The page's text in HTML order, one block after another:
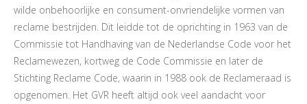
wilde onbehoorlijke en consument-onvriendelijke vormen van
reclame bestrijden. Dit leidde tot de oprichting in 1963 van de
Commissie tot Handhaving van de Nederlandse Code voor het
Reclamewezen, kortweg de Code Commissie en later de
Stichting Reclame Code, waarin in 1988 ook de Reclameraad is
opgenomen. Het GVR heeft altijd ook veel aandacht voor